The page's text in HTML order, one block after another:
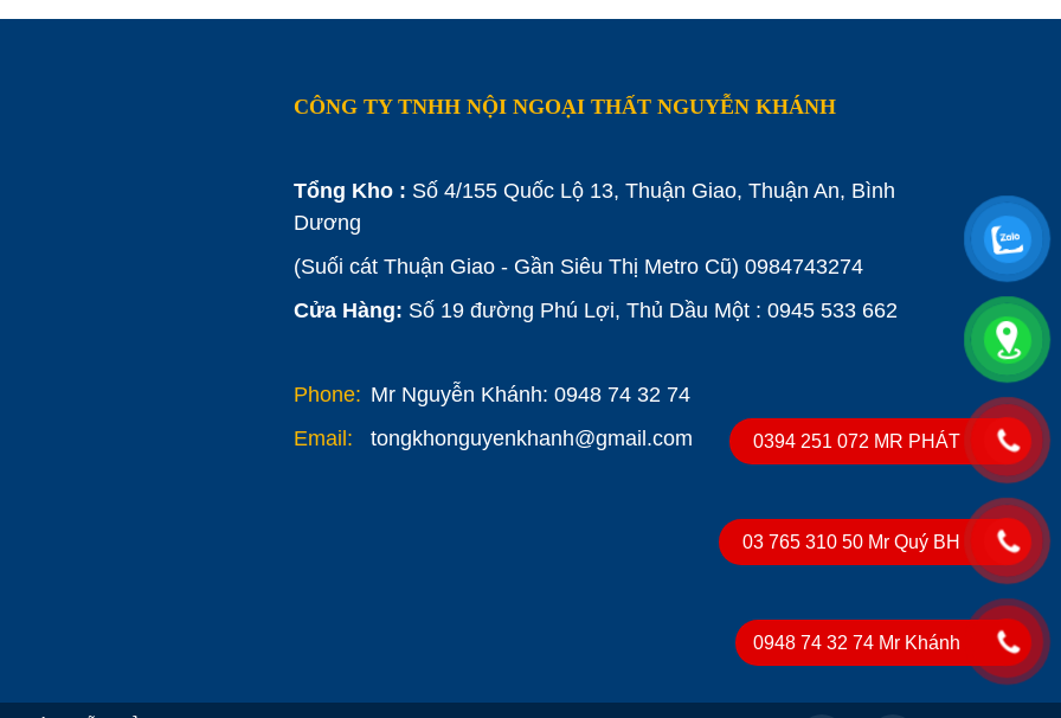
CÔNG TY TNHH NỘI NGOẠI THẤT NGUYỄN KHÁNH
Tổng Kho : Số 4/155 Quốc Lộ 13, Thuận Giao, Thuận An, Bình
Dương
(Suối cát Thuận Giao - Gần Siêu Thị Metro Cũ) 0984743274
Cửa Hàng: Số 19 đường Phú Lợi, Thủ Dầu Một : 0945 533 662
Phone: Mr Nguyễn Khánh: 0948 74 32 74
Email:
tongkhonguyenkhanh@gmail.com 0394 251 072 MR PHÁT
03 765 310 50 Mr Quý BH
0948 74 32 74 Mr Khánh